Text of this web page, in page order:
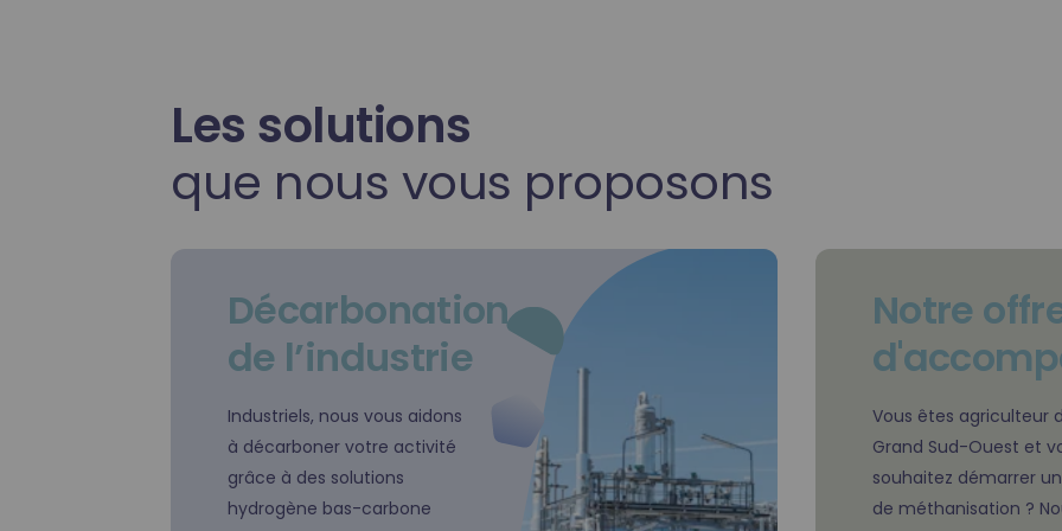
Les solutions
que nous vous proposons
Décarbonation
de l’industrie
Industriels, nous vous aidons
à décarboner votre activité
grâce à des solutions
hydrogène bas-carbone
Notre
Vous êtes agriculteur
Grand Sud-Ouest et
souhaitez démarrer
de méthanisation ?